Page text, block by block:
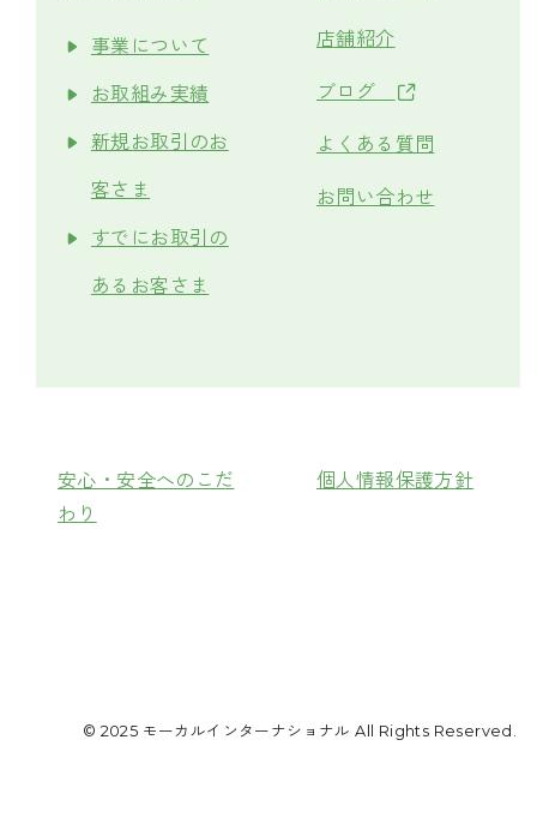
事業について
お取組み実績
新規お取引のお
客さま
すでにお取引の
あるお客さま
店舗紹介
ブログ
よくある質問
お問い合わせ
安心・安全へのこだ
わり
個人情報保護方針
© 2025 モーカルインターナショナル All Rights Reserved.